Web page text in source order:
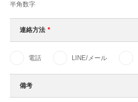
半角数字
連絡方法 *
電話 LINE/メール
備考